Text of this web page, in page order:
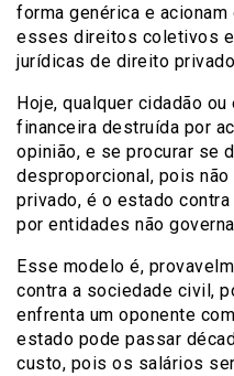
forma genérica e
esses direitos coletivos
jurídicas de direito
Hoje, qualquer cidadão
financeira destruída por
opinião, e se procurar se
desproporcional, pois
privado, é o estado
por entidades não
Esse modelo é,
contra a sociedade civil,
enfrenta um oponente
estado pode passar
custo, pois os salários